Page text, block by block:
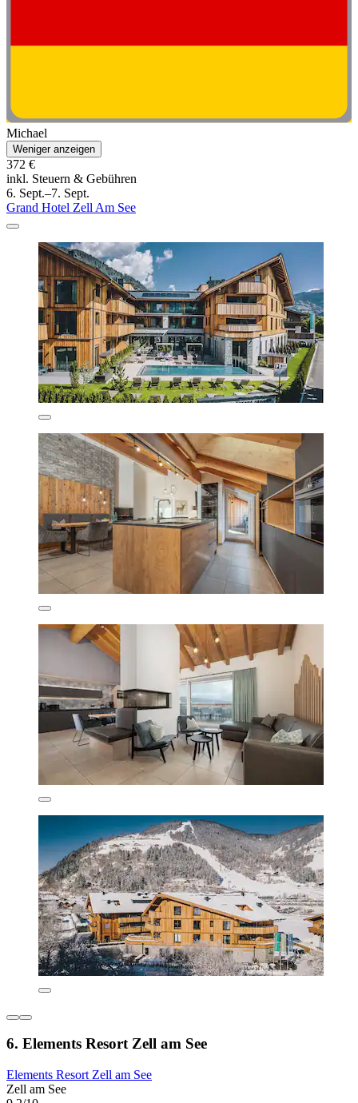
Michael
Weniger anzeigen
372 €
inkl. Steuern & Gebühren
6. Sept.–7. Sept.
Grand Hotel Zell Am See
6. Elements Resort Zell am See
Elements Resort Zell am See
Zell am See